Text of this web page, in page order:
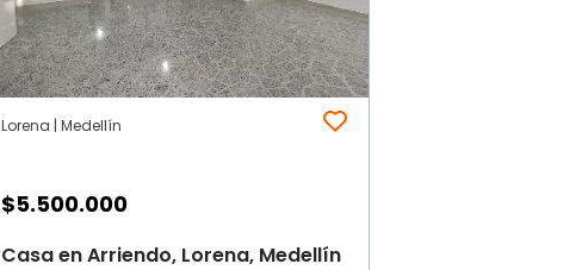
Lorena | Medellín
$5.500.000
Casa en Arriendo, Lorena, Medellín